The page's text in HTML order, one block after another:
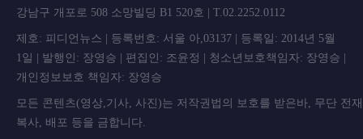
강남구 개포로 508 소망빌딩 B1 520호 | T.02.2252.0112
제호: 피디언뉴스 | 등록번호: 서울 아,03137 | 등록일: 2014년 5월
1일 | 발행인: 장영승 | 편집인: 조윤정 | 청소년보호책임자: 장영승 |
개인정보보호 책임자: 장영승
모든 콘텐츠(영상,기사, 사진)는 저작권법의 보호를 받은바, 무단 전
복사, 배포 등을 금합니